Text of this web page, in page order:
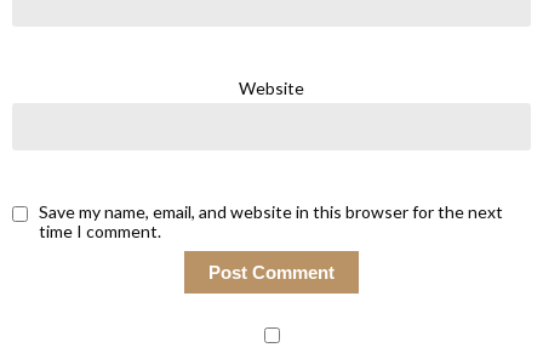
Website
Save my name, email, and website in this browser for the next
time I comment.